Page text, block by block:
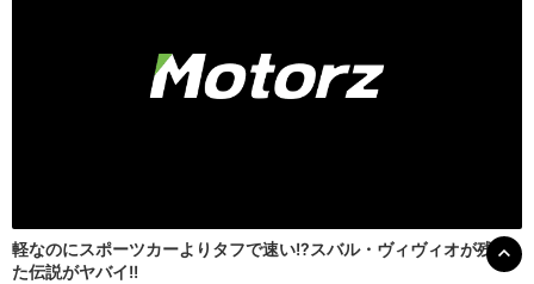
軽なのにスポーツカーよりタフで速い!?スバル・ヴィヴィオが残し
た伝説がヤバイ!!